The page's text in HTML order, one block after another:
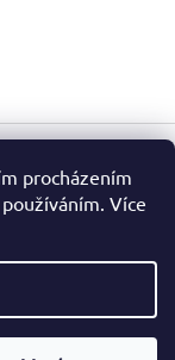
procházením
Více
lhůty delší, než
vystavit